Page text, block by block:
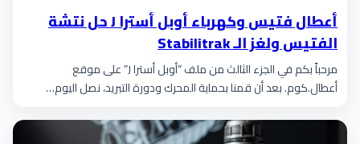
أعطال فتيس وكهرباء أوبل أسترا J حل نتشة
الفتيس ولغز الـ Stabilitrak
مرحباً بكم في الجزء الثالث من ملف “أوبل أسترا J” على موقع
أعطال.كوم. بعد أن قمنا بحماية المحرك ودورة التبريد، نصل اليوم…